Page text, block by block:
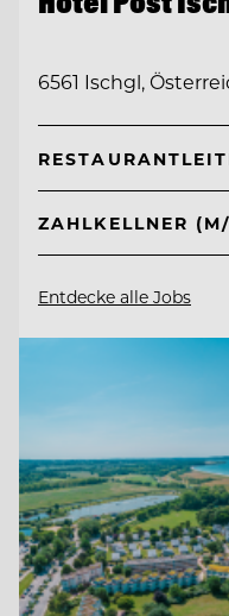
6561 Ischgl,
ZAHLKELLNER
Entdecke alle Jobs